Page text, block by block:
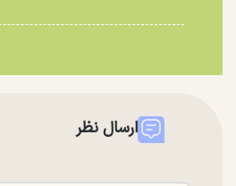
ارسال نظر